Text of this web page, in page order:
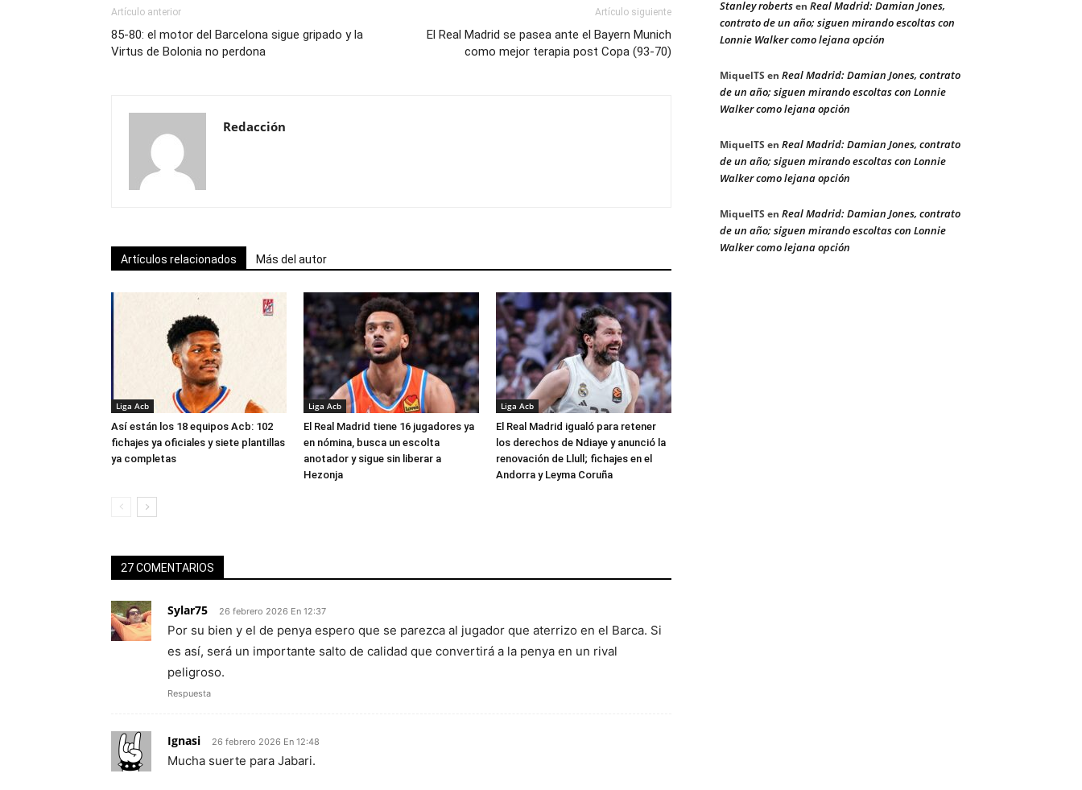
Artículo anterior
85-80: el motor del Barcelona sigue gripado y la
Virtus de Bolonia no perdona
Artículo siguiente
El Real Madrid se pasea ante el Bayern Munich
como mejor terapia post Copa (93-70)
Redacción
Artículos relacionados Más del autor
Liga Acb
Así están los 18 equipos Acb: 102
fichajes ya oficiales y siete plantillas
ya completas
Liga Acb
El Real Madrid tiene 16 jugadores ya
en nómina, busca un escolta
anotador y sigue sin liberar a
Hezonja
Liga Acb
El Real Madrid igualó para retener
los derechos de Ndiaye y anunció la
renovación de Llull; fichajes en el
Andorra y Leyma Coruña
27 COMENTARIOS
Sylar75 26 febrero 2026 En 12:37
Por su bien y el de penya espero que se parezca al jugador que aterrizo en el Barca. Si
es así, será un importante salto de calidad que convertirá a la penya en un rival
peligroso.
Respuesta
Ignasi 26 febrero 2026 En 12:48
Mucha suerte para Jabari.
Stanley robertsen Real Madrid: Damian Jones,
contrato de un año; siguen mirando escoltas con
Lonnie Walker como lejana opción
MiquelTS en Real Madrid: Damian Jones, contrato
de un año; siguen mirando escoltas con Lonnie
Walker como lejana opción
MiquelTS en Real Madrid: Damian Jones, contrato
de un año; siguen mirando escoltas con Lonnie
Walker como lejana opción
MiquelTS en Real Madrid: Damian Jones, contrato
de un año; siguen mirando escoltas con Lonnie
Walker como lejana opción